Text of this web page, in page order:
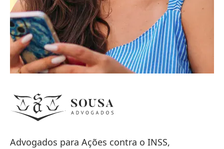
Advogados para Ações contra o INSS,